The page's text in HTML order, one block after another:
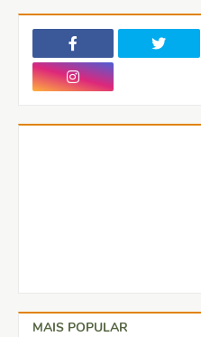
MAIS POPULAR